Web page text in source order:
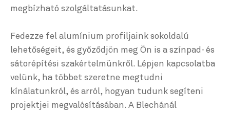
megbízható szolgáltatásunkat.
Fedezze fel alumínium profiljaink sokoldalú
lehetőségeit, és győződjön meg Ön is a színpad- és
sátorépítési szakértelmünkről. Lépjen kapcsolatba
velünk, ha többet szeretne megtudni
kínálatunkról, és arról, hogyan tudunk segíteni
projektjei megvalósításában. A Blechánál